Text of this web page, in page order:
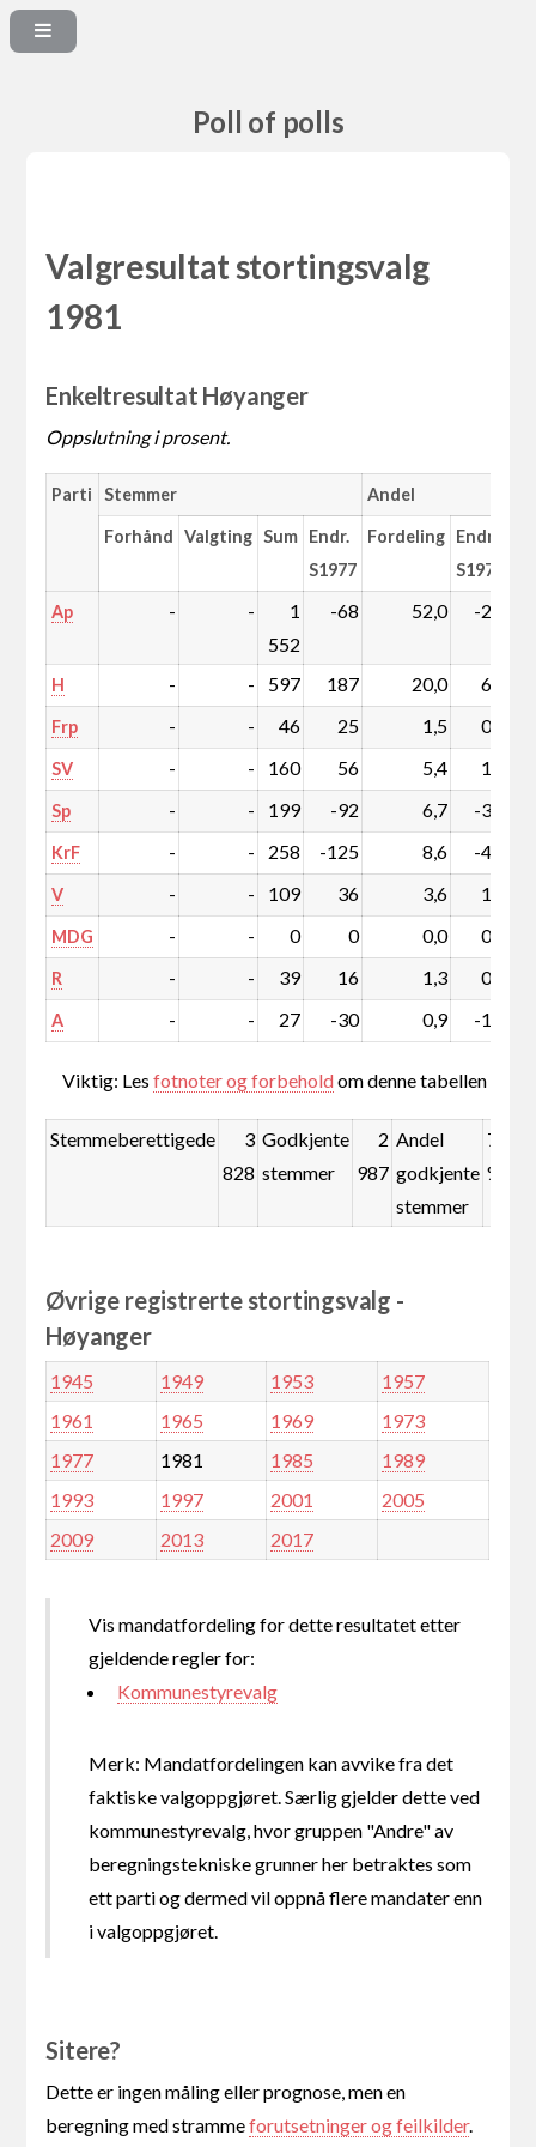
Poll of polls
Valgresultat stortingsvalg
1981
Enkeltresultat Høyanger
Oppslutning i prosent.
Parti Stemmer Andel
Forhånd Valgting Sum Endr.
S1977
Fordeling Endr.
S1977
Ap - -
1
552
-68 52,0 -2,4
H - - 597 187 20,0 6,2
Frp - - 46 25 1,5 0,8
SV - - 160 56 5,4 1,9
Sp - - 199 -92 6,7 -3,1
KrF - - 258 -125 8,6 -4,2
V - - 109 36 3,6 1,2
MDG - - 0 0 0,0 0,0
R - - 39 16 1,3 0,5
A - - 27 -30 0,9 -1,0
Viktig: Lesfotnoter og forbeholdom denne tabellen
Stemmeberettigede
3
828
Godkjente
stemmer
2
987
Andel
godkjente
stemmer
78,0
%
Øvrige registrerte stortingsvalg -
Høyanger
1945 1949 1953
1957
1961
1965 1969
1973
1977
1981 1985
1989
1993
1997 2001
2005
2009
2013 2017
Vis mandatfordeling for dette resultatet etter
gjeldende regler for:
Kommunestyrevalg
Merk: Mandatfordelingen kan avvike fra det
faktiske valgoppgjøret. Særlig gjelder dette ved
kommunestyrevalg, hvor gruppen "Andre" av
beregningstekniske grunner her betraktes som
ett parti og dermed vil oppnå flere mandater enn
i valgoppgjøret.
Sitere?
Dette er ingen måling eller prognose, men en
beregning med strammeforutsetninger og feilkilder.